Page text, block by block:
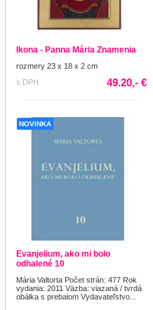
Ikona - Panna Mária Znamenia
rozmery 23 x 18 x 2 cm
s DPH
49.20,- €
NOVINKA
Evanjelium, ako mi bolo
odhalené 10
Mária Valtorta Počet strán: 477 Rok
vydania: 2011 Väzba: viazaná / tvrdá
obálka s prebalom Vydavateľstvo...